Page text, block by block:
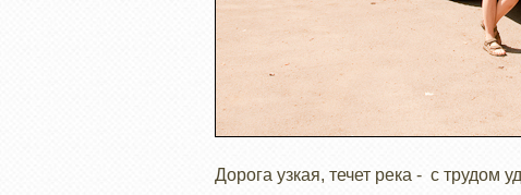
Дорога узкая, течет река - с трудом